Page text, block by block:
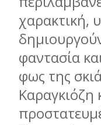
χαρακτική,
φαντασία
φως της
Καραγκιόζη